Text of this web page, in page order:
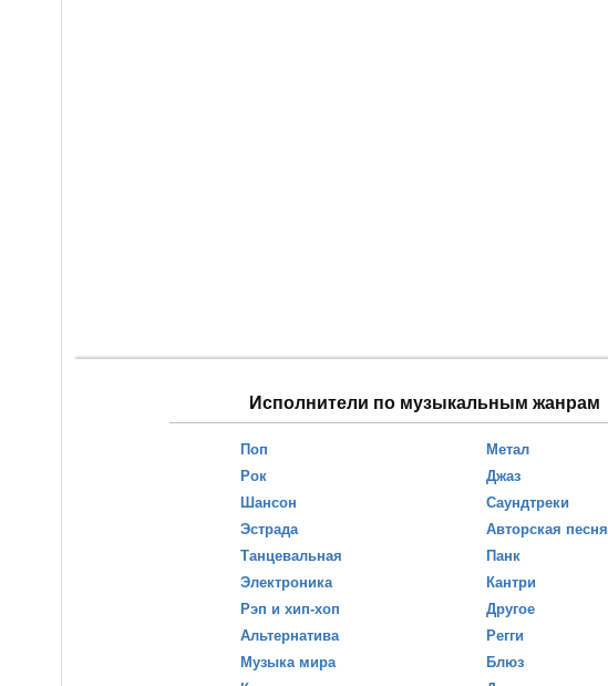
Исполнители по музыкальным жанрам
Поп
Рок
Шансон
Эстрада
Танцевальная
Электроника
Рэп и хип-хоп
Альтернатива
Музыка мира
Метал
Джаз
Саундтреки
Авторская песня
Панк
Кантри
Другое
Регги
Блюз